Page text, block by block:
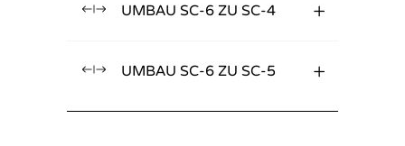
UMBAU SC-6 ZU SC-4
UMBAU SC-6 ZU SC-5